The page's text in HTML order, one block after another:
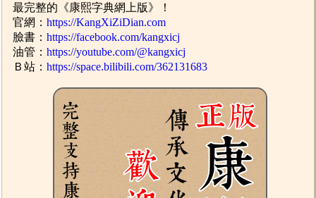
最完整的《康熙字典網上版》！
官網：https://KangXiZiDian.com
臉書：https://facebook.com/kangxicj
油管：https://youtube.com/@kangxicj
Ｂ站：https://space.bilibili.com/362131683